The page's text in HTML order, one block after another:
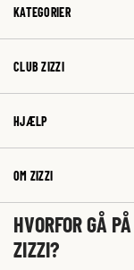
KATEGORIER
CLUB ZIZZI
HJÆLP
OM ZIZZI
HVORFOR GÅ
ZIZZI?